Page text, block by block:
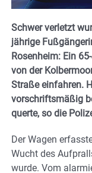
Schwer verletzt
jährige
Rosenheim: Ein
von der
Straße einfahren.
vorschriftsmäßig
querte, so die
Der Wagen
Wucht des
wurde. Vom